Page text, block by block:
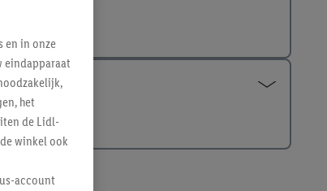
en in onze
eindapparaat
het
de Lidl-
winkel ook
account